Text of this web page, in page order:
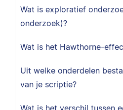
Wat is exploratief
onderzoek)?
Wat is het Hawthorne-
Uit welke onderdelen
van je scriptie?
Wat is het verschil tussen